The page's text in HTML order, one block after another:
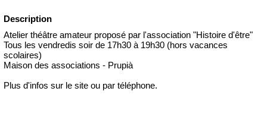
Description
Atelier théâtre amateur proposé par l'association "Histoire d'être"
Tous les vendredis soir de 17h30 à 19h30 (hors vacances
scolaires)
Maison des associations - Prupià
Plus d'infos sur le site ou par téléphone.